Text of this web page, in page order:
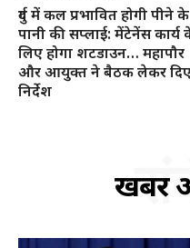
दुर्ग में कल प्रभावित होगी पीने के
पानी की सप्लाई: मेंटेनेंस कार्य
लिए होगा शटडाउन… महापौर
और आयुक्त ने बैठक लेकर
निर्देश
खबरें